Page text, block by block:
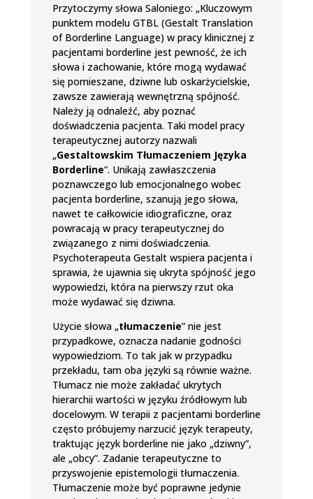
Przytoczymy słowa Saloniego: „Kluczowym
punktem modelu GTBL (Gestalt Translation
of Borderline Language) w pracy klinicznej z
pacjentami borderline jest pewność, że ich
słowa i zachowanie, które mogą wydawać
się pomieszane, dziwne lub oskarżycielskie,
zawsze zawierają wewnętrzną spójność.
Należy ją odnaleźć, aby poznać
doświadczenia pacjenta. Taki model pracy
terapeutycznej autorzy nazwali
„Gestaltowskim Tłumaczeniem Języka
Borderline”. Unikają zawłaszczenia
poznawczego lub emocjonalnego wobec
pacjenta borderline, szanują jego słowa,
nawet te całkowicie idiograficzne, oraz
powracają w pracy terapeutycznej do
związanego z nimi doświadczenia.
Psychoterapeuta Gestalt wspiera pacjenta i
sprawia, że ujawnia się ukryta spójność jego
wypowiedzi, która na pierwszy rzut oka
może wydawać się dziwna.
Użycie słowa „tłumaczenie” nie jest
przypadkowe, oznacza nadanie godności
wypowiedziom. To tak jak w przypadku
przekładu, tam oba języki są równie ważne.
Tłumacz nie może zakładać ukrytych
hierarchii wartości w języku źródłowym lub
docelowym. W terapii z pacjentami borderline
często próbujemy narzucić język terapeuty,
traktując język borderline nie jako „dziwny”,
ale „obcy”. Zadanie terapeutyczne to
przyswojenie epistemologii tłumaczenia.
Tłumaczenie może być poprawne jedynie